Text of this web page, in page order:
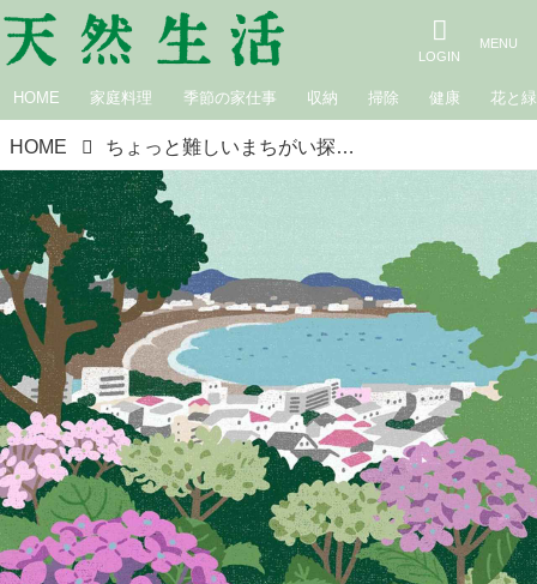
HOME 家庭料理 季節の家仕事 収納 掃除 健康 花と緑
HOME ちょっと難しいまちがい探し｜紫陽花（あじさい）